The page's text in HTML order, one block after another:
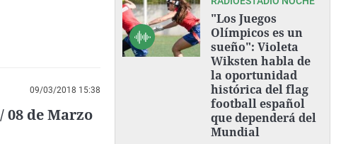
09/03/2018 15:38
de Marzo
"Los Juegos
Olímpicos es un
sueño": Violeta
Wiksten habla de
la oportunidad
histórica del flag
football español
que dependerá del
Mundial